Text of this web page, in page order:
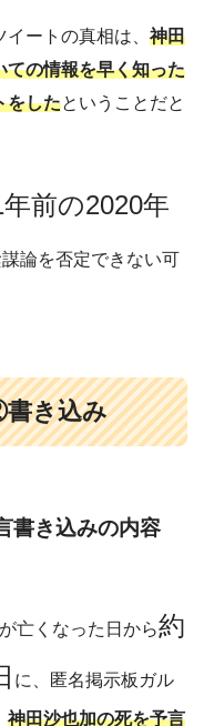
ートの真相は、 神田
ての情報を早く知った
をしたということだと
年前の2020年
論を否定できない可
き込み
書き込みの内容
亡くなった日から約
に、匿名掲示板ガル
神田沙也加の死を予言